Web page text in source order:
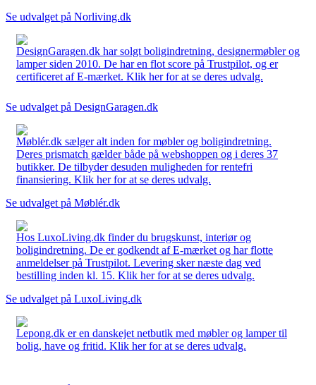
Se udvalget på Norliving.dk
DesignGaragen.dk har solgt boligindretning, designermøbler og
lamper siden 2010. De har en flot score på Trustpilot, og er
certificeret af E-mærket. Klik her for at se deres udvalg.
Se udvalget på DesignGaragen.dk
Møblér.dk sælger alt inden for møbler og boligindretning.
Deres prismatch gælder både på webshoppen og i deres 37
butikker. De tilbyder desuden muligheden for rentefri
finansiering. Klik her for at se deres udvalg.
Se udvalget på Møblér.dk
Hos LuxoLiving.dk finder du brugskunst, interiør og
boligindretning. De er godkendt af E-mærket og har flotte
anmeldelser på Trustpilot. Levering sker næste dag ved
bestilling inden kl. 15. Klik her for at se deres udvalg.
Se udvalget på LuxoLiving.dk
Lepong.dk er en danskejet netbutik med møbler og lamper til
bolig, have og fritid. Klik her for at se deres udvalg.